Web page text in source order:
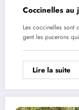
Coccinelles au
Les coccinelles sont
gent les pucerons
Lire la suite